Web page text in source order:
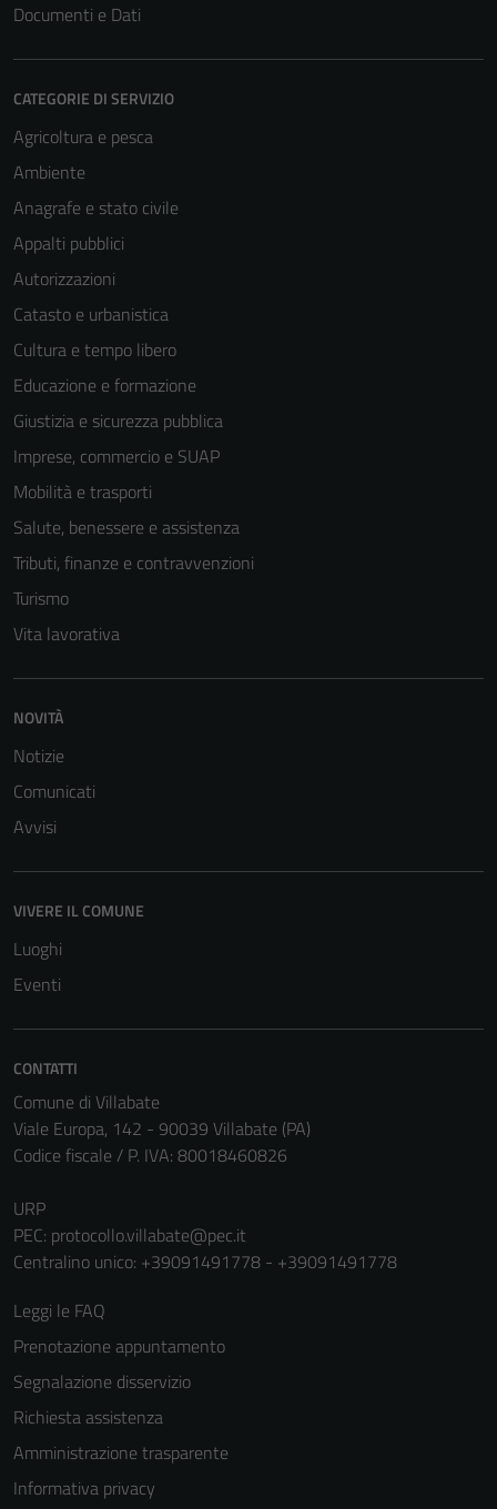
Documenti e Dati
CATEGORIE DI SERVIZIO
Agricoltura e pesca
Ambiente
Anagrafe e stato civile
Appalti pubblici
Autorizzazioni
Catasto e urbanistica
Cultura e tempo libero
Educazione e formazione
Giustizia e sicurezza pubblica
Imprese, commercio e SUAP
Mobilità e trasporti
Salute, benessere e assistenza
Tributi, finanze e contravvenzioni
Turismo
Vita lavorativa
NOVITÀ
Notizie
Comunicati
Avvisi
VIVERE IL COMUNE
Luoghi
Eventi
CONTATTI
Comune di Villabate
Viale Europa, 142 - 90039 Villabate (PA)
Codice fiscale / P. IVA: 80018460826
URP
PEC: protocollo.villabate@pec.it
Centralino unico: +39091491778 - +39091491778
Leggi le FAQ
Prenotazione appuntamento
Segnalazione disservizio
Richiesta assistenza
Amministrazione trasparente
Informativa privacy
del sito e non